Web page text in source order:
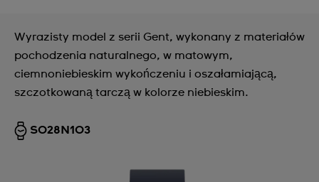
Wyrazisty model z serii Gent, wykonany z materiałów
pochodzenia naturalnego, w matowym,
ciemnoniebieskim wykończeniu i oszałamiającą,
szczotkowaną tarczą w kolorze niebieskim.
SO28N103